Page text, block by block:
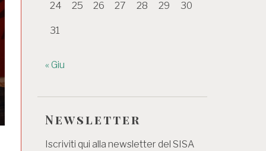
24 25 26 27 28 29 30
31
« Giu
Newsletter
Iscriviti qui alla newsletter del SISA